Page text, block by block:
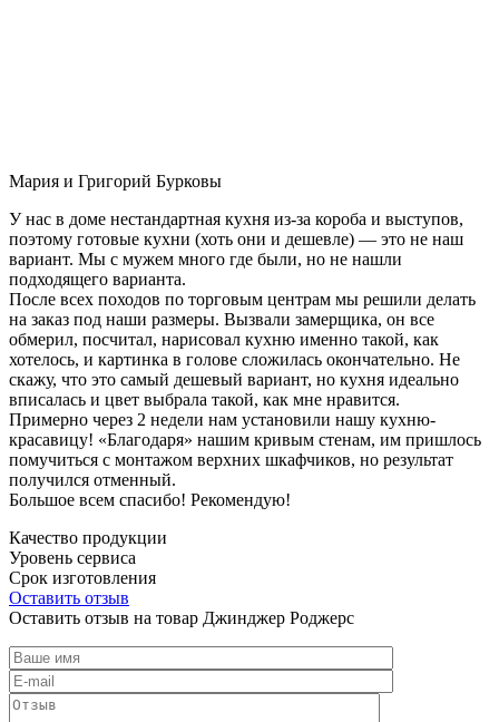
Мария и Григорий Бурковы
У нас в доме нестандартная кухня из-за короба и выступов,
поэтому готовые кухни (хоть они и дешевле) — это не наш
вариант. Мы с мужем много где были, но не нашли
подходящего варианта.
После всех походов по торговым центрам мы решили делать
на заказ под наши размеры. Вызвали замерщика, он все
обмерил, посчитал, нарисовал кухню именно такой, как
хотелось, и картинка в голове сложилась окончательно. Не
скажу, что это самый дешевый вариант, но кухня идеально
вписалась и цвет выбрала такой, как мне нравится.
Примерно через 2 недели нам установили нашу кухню-
красавицу! «Благодаря» нашим кривым стенам, им пришлось
помучиться с монтажом верхних шкафчиков, но результат
получился отменный.
Большое всем спасибо! Рекомендую!
Качество продукции
Уровень сервиса
Срок изготовления
Оставить отзыв
Оставить отзыв на товар Джинджер Роджерс